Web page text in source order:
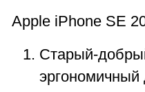
Apple iPhone SE
Старый-
эргономичный